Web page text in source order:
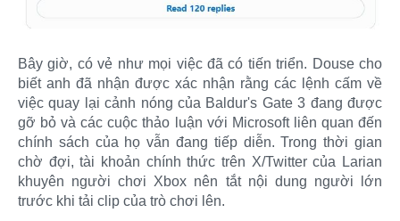
Bây giờ, có vẻ như mọi việc đã có tiến triển. Douse cho
biết anh đã nhận được xác nhận rằng các lệnh cấm về
việc quay lại cảnh nóng của Baldur's Gate 3 đang được
gỡ bỏ và các cuộc thảo luận với Microsoft liên quan đến
chính sách của họ vẫn đang tiếp diễn. Trong thời gian
chờ đợi, tài khoản chính thức trên X/Twitter của Larian
khuyên người chơi Xbox nên tắt nội dung người lớn
trước khi tải clip của trò chơi lên.